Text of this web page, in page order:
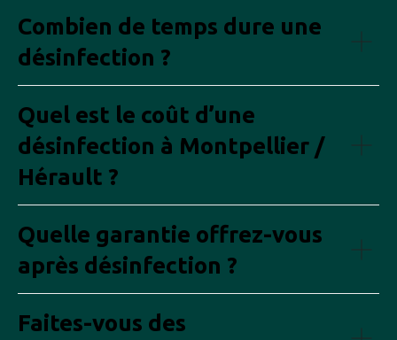
Combien de temps dure une
désinfection ?
Quel est le coût d’une
désinfection à Montpellier /
Hérault ?
Quelle garantie offrez-vous
après désinfection ?
Faites-vous des